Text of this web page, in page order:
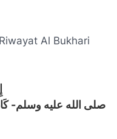
Al Bukhari
صلى الله عليه وسلم-